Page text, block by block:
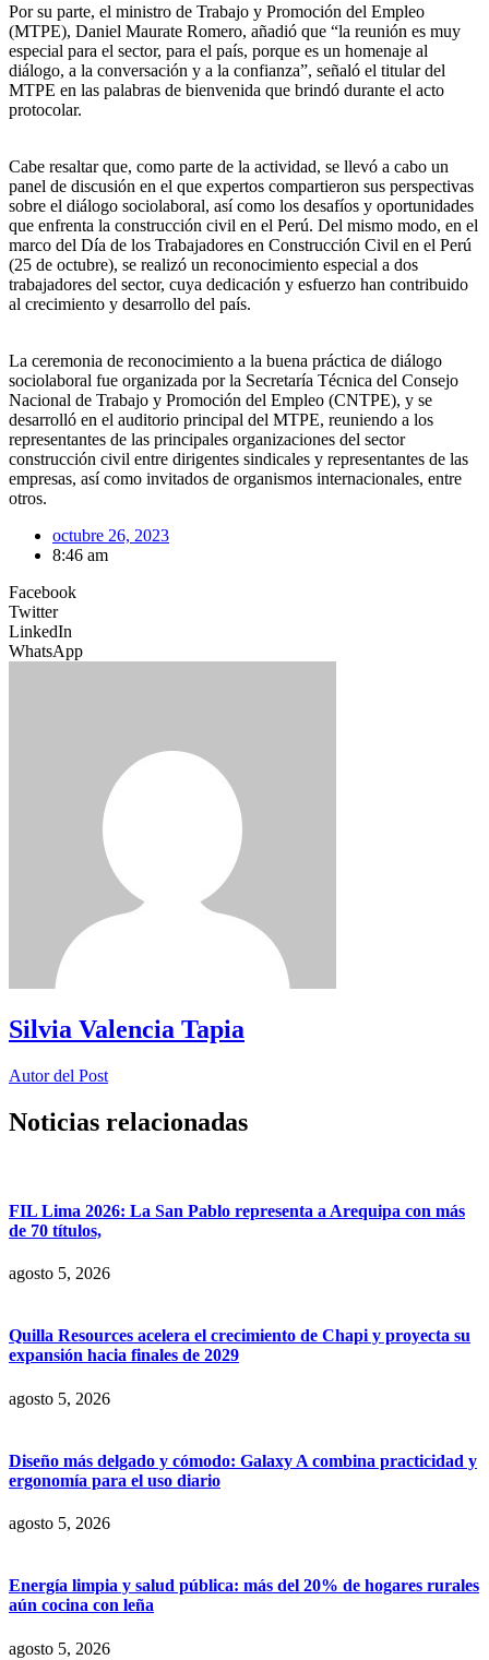
Por su parte, el ministro de Trabajo y Promoción del Empleo
(MTPE), Daniel Maurate Romero, añadió que “la reunión es muy
especial para el sector, para el país, porque es un homenaje al
diálogo, a la conversación y a la confianza”, señaló el titular del
MTPE en las palabras de bienvenida que brindó durante el acto
protocolar.
Cabe resaltar que, como parte de la actividad, se llevó a cabo un
panel de discusión en el que expertos compartieron sus perspectivas
sobre el diálogo sociolaboral, así como los desafíos y oportunidades
que enfrenta la construcción civil en el Perú. Del mismo modo, en el
marco del Día de los Trabajadores en Construcción Civil en el Perú
(25 de octubre), se realizó un reconocimiento especial a dos
trabajadores del sector, cuya dedicación y esfuerzo han contribuido
al crecimiento y desarrollo del país.
La ceremonia de reconocimiento a la buena práctica de diálogo
sociolaboral fue organizada por la Secretaría Técnica del Consejo
Nacional de Trabajo y Promoción del Empleo (CNTPE), y se
desarrolló en el auditorio principal del MTPE, reuniendo a los
representantes de las principales organizaciones del sector
construcción civil entre dirigentes sindicales y representantes de las
empresas, así como invitados de organismos internacionales, entre
otros.
octubre 26, 2023
8:46 am
Facebook
Twitter
LinkedIn
WhatsApp
Silvia Valencia Tapia
Autor del Post
Noticias relacionadas
FIL Lima 2026: La San Pablo representa a Arequipa con más
de 70 títulos,
agosto 5, 2026
Quilla Resources acelera el crecimiento de Chapi y proyecta su
expansión hacia finales de 2029
agosto 5, 2026
Diseño más delgado y cómodo: Galaxy A combina practicidad y
ergonomía para el uso diario
agosto 5, 2026
Energía limpia y salud pública: más del 20% de hogares rurales
aún cocina con leña
agosto 5, 2026